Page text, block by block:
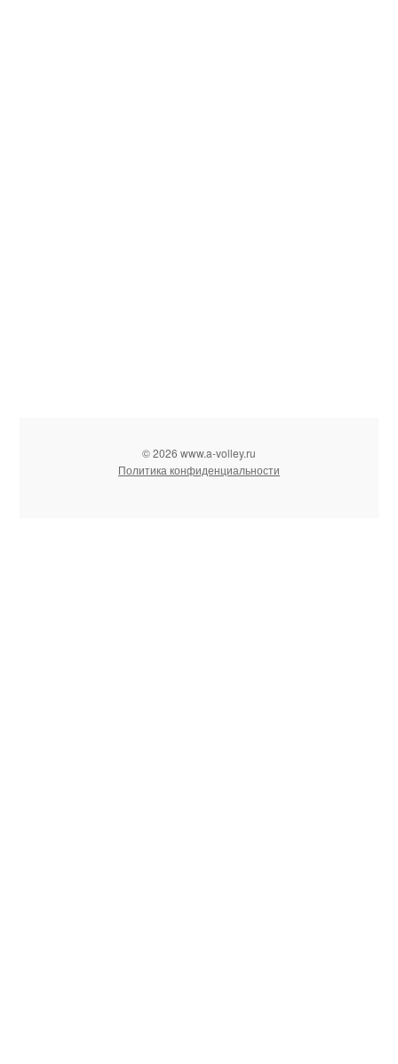
© 2026 www.a-volley.ru
Политика конфиденциальности